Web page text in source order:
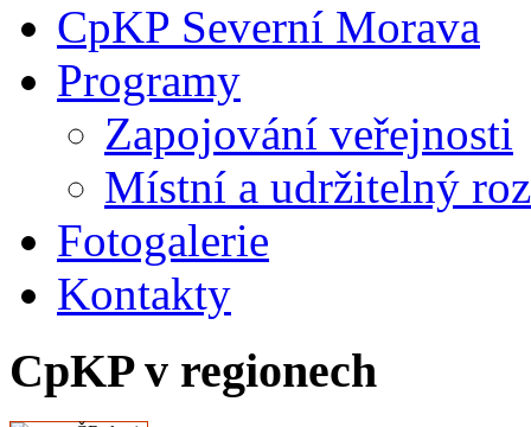
CpKP Severní Morava
Programy
Zapojování veřejnosti
Místní a udržitelný
Fotogalerie
Kontakty
CpKP v regionech